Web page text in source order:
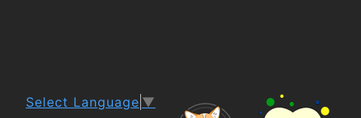
Select Language ▼